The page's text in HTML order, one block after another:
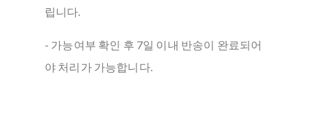
립니다.
- 가능여부 확인 후 7일 이내 반송이 완료되어
야 처리가 가능합니다.